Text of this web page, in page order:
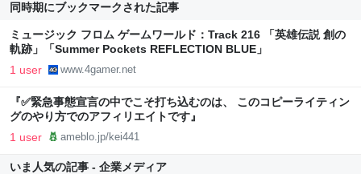
同時期にブックマークされた記事
ミュージック フロム ゲームワールド：Track 216 「英雄伝説 創の
軌跡」「Summer Pockets REFLECTION BLUE」
1 user www.4gamer.net
『✅緊急事態宣言の中でこそ打ち込むのは、 このコピーライティン
グのやり方でのアフィリエイトです』
1 user ameblo.jp/kei441
いま人気の記事 - 企業メディア